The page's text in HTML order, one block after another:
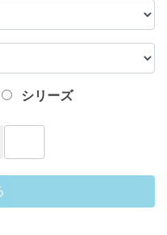
シリーズ